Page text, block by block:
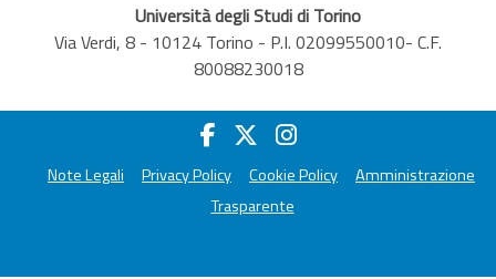
Università degli Studi di Torino
Via Verdi, 8 - 10124 Torino - P.I. 02099550010- C.F.
80088230018
Note Legali Privacy Policy Cookie Policy
Amministrazione
Trasparente